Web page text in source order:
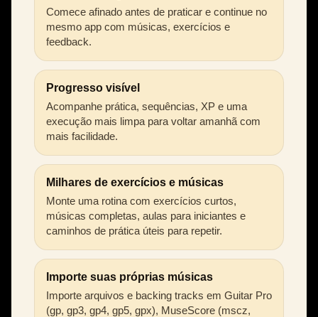
Comece afinado antes de praticar e continue no
mesmo app com músicas, exercícios e
feedback.
Progresso visível
Acompanhe prática, sequências, XP e uma
execução mais limpa para voltar amanhã com
mais facilidade.
Milhares de exercícios e músicas
Monte uma rotina com exercícios curtos,
músicas completas, aulas para iniciantes e
caminhos de prática úteis para repetir.
Importe suas próprias músicas
Importe arquivos e backing tracks em Guitar Pro
(gp, gp3, gp4, gp5, gpx), MuseScore (mscz,